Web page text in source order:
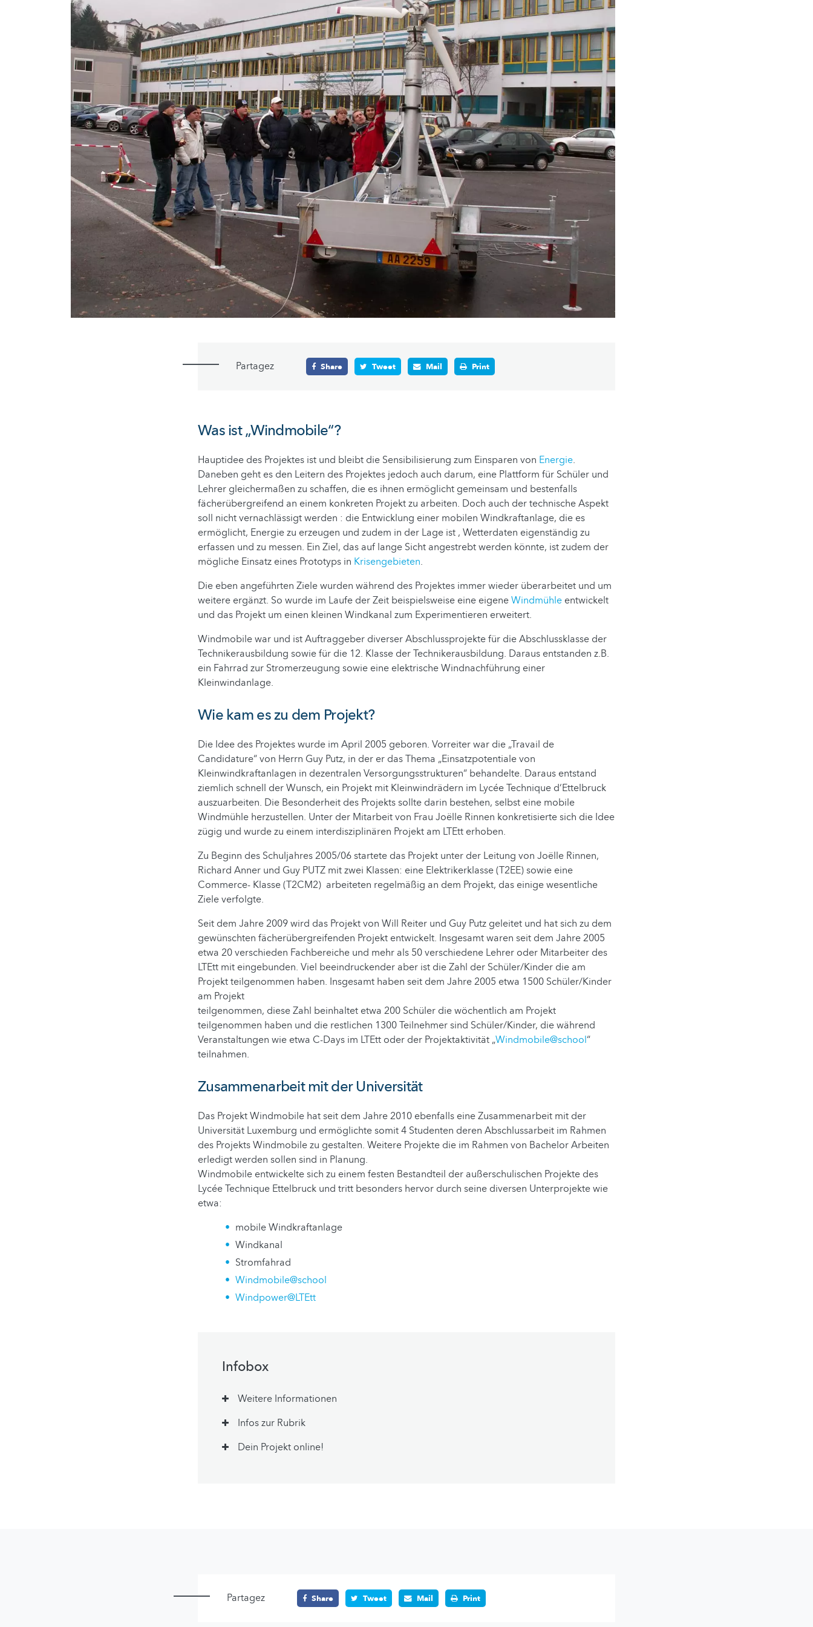
Partagez Share Tweet Mail Print
Was ist „Windmobile“?
Hauptidee des Projektes ist und bleibt die Sensibilisierung zum Einsparen von Energie.
Daneben geht es den Leitern des Projektes jedoch auch darum, eine Plattform für Schüler und
Lehrer gleichermaßen zu schaffen, die es ihnen ermöglicht gemeinsam und bestenfalls
fächerübergreifend an einem konkreten Projekt zu arbeiten. Doch auch der technische Aspekt
soll nicht vernachlässigt werden : die Entwicklung einer mobilen Windkraftanlage, die es
ermöglicht, Energie zu erzeugen und zudem in der Lage ist , Wetterdaten eigenständig zu
erfassen und zu messen. Ein Ziel, das auf lange Sicht angestrebt werden könnte, ist zudem der
mögliche Einsatz eines Prototyps in Krisengebieten.
Die eben angeführten Ziele wurden während des Projektes immer wieder überarbeitet und um
weitere ergänzt. So wurde im Laufe der Zeit beispielsweise eine eigeneWindmühle entwickelt
und das Projekt um einen kleinen Windkanal zum Experimentieren erweitert.
Windmobile war und ist Auftraggeber diverser Abschlussprojekte für die Abschlussklasse der
Technikerausbildung sowie für die 12. Klasse der Technikerausbildung. Daraus entstanden z.B.
ein Fahrrad zur Stromerzeugung sowie eine elektrische Windnachführung einer
Kleinwindanlage.
Wie kam es zu dem Projekt?
Die Idee des Projektes wurde im April 2005 geboren. Vorreiter war die „Travail de
Candidature“ von Herrn Guy Putz, in der er das Thema „Einsatzpotentiale von
Kleinwindkraftanlagen in dezentralen Versorgungsstrukturen“ behandelte. Daraus entstand
ziemlich schnell der Wunsch, ein Projekt mit Kleinwindrädern im Lycée Technique d‘Ettelbruck
auszuarbeiten. Die Besonderheit des Projekts sollte darin bestehen, selbst eine mobile
Windmühle herzustellen. Unter der Mitarbeit von Frau Joëlle Rinnen konkretisierte sich die Idee
zügig und wurde zu einem interdisziplinären Projekt am LTEtt erhoben.
Zu Beginn des Schuljahres 2005/06 startete das Projekt unter der Leitung von Joëlle Rinnen,
Richard Anner und Guy PUTZ mit zwei Klassen: eine Elektrikerklasse (T2EE) sowie eine
Commerce- Klasse (T2CM2) arbeiteten regelmäßig an dem Projekt, das einige wesentliche
Ziele verfolgte.
Seit dem Jahre 2009 wird das Projekt von Will Reiter und Guy Putz geleitet und hat sich zu dem
gewünschten fächerübergreifenden Projekt entwickelt. Insgesamt waren seit dem Jahre 2005
etwa 20 verschieden Fachbereiche und mehr als 50 verschiedene Lehrer oder Mitarbeiter des
LTEtt mit eingebunden. Viel beeindruckender aber ist die Zahl der Schüler/Kinder die am
Projekt teilgenommen haben. Insgesamt haben seit dem Jahre 2005 etwa 1500 Schüler/Kinder
am Projekt
teilgenommen, diese Zahl beinhaltet etwa 200 Schüler die wöchentlich am Projekt
teilgenommen haben und die restlichen 1300 Teilnehmer sind Schüler/Kinder, die während
Veranstaltungen wie etwa C-Days im LTEtt oder der Projektaktivität „Windmobile@school“
teilnahmen.
Zusammenarbeit mit der Universität
Das Projekt Windmobile hat seit dem Jahre 2010 ebenfalls eine Zusammenarbeit mit der
Universität Luxemburg und ermöglichte somit 4 Studenten deren Abschlussarbeit im Rahmen
des Projekts Windmobile zu gestalten. Weitere Projekte die im Rahmen von Bachelor Arbeiten
erledigt werden sollen sind in Planung.
Windmobile entwickelte sich zu einem festen Bestandteil der außerschulischen Projekte des
Lycée Technique Ettelbruck und tritt besonders hervor durch seine diversen Unterprojekte wie
etwa:
mobile Windkraftanlage
Windkanal
Stromfahrad
Windmobile@school
Windpower@LTEtt
Infobox
Weitere Informationen
Infos zur Rubrik
Dein Projekt online!
Partagez Share Tweet Mail Print